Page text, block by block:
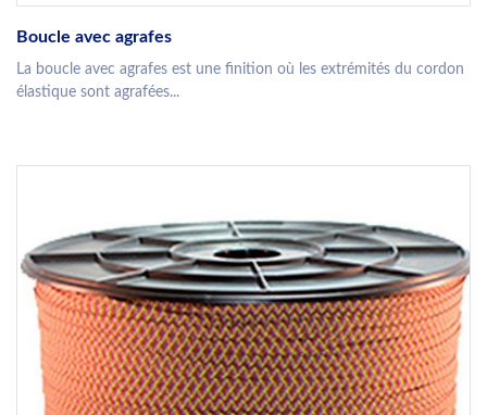
Boucle avec agrafes
La boucle avec agrafes est une finition où les extrémités du cordon
élastique sont agrafées...